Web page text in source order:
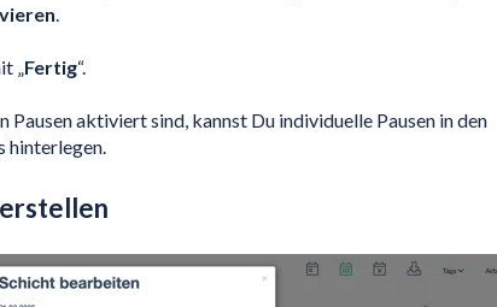
„Fertig“.
Pausen aktiviert sind, kannst Du individuelle Pausen in den
hinterlegen.